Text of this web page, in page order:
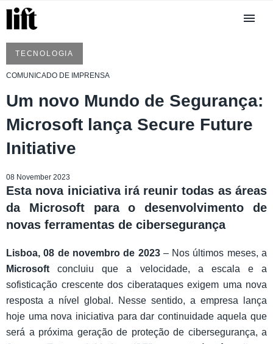
TECNOLOGIA
COMUNICADO DE IMPRENSA
Um novo Mundo de Segurança:
Microsoft lança Secure Future
Initiative
08 November 2023
Esta nova iniciativa irá reunir todas as áreas
da Microsoft para o desenvolvimento de
novas ferramentas de cibersegurança
Lisboa, 08 de novembro de 2023– Nos últimos meses, a
Microsoft concluiu que a velocidade, a escala e a
sofisticação crescente dos ciberataques exigem uma nova
resposta a nível global. Nesse sentido, a empresa lança
hoje uma nova iniciativa para dar continuidade aquela que
será a próxima geração de proteção de cibersegurança, a